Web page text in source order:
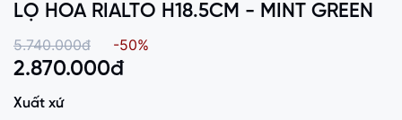
LỌ HOA RIALTO H18.5CM - MINT GREEN
5.740.000đ -50%
2.870.000đ
Xuất xứ